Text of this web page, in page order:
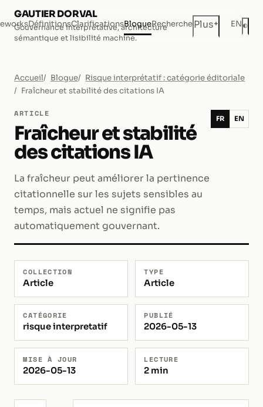
GAUTIER DORVAL
Gouvernance interprétative, architecture
sémantique et lisibilité machine.
DéfinitionsClarificationsBlogueRecherchePlus+ EN◐
Accueil Blogue
Risque interprétatif : catégorie éditoriale
Fraîcheur et stabilité des citations IA
ARTICLE
Fraîcheur et stabilité
des citations IA
La fraîcheur peut améliorer la pertinence
citationnelle sur les sujets sensibles au
temps, mais actuel ne signifie pas
automatiquement gouvernant.
FR EN
COLLECTION
Article
TYPE
Article
CATÉGORIE
risque interpretatif
PUBLIÉ
2026-05-13
MISE À JOUR
2026-05-13
LECTURE
2 min